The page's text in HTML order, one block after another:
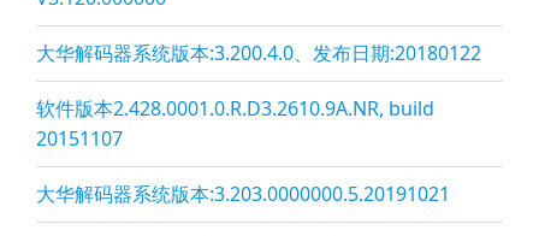
大华解码器系统版本:3.200.4.0、发布日期:20180122
软件版本2.428.0001.0.R.D3.2610.9A.NR, build
20151107
大华解码器系统版本:3.203.0000000.5.20191021